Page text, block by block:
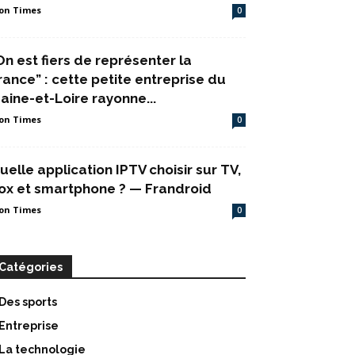
Times 0
est fiers de représenter la
: cette petite entreprise du
et-Loire rayonne...
Times 0
application IPTV choisir sur TV,
et smartphone ? — Frandroid
Times 0
Catégories
Des sports
Entreprise
La technologie